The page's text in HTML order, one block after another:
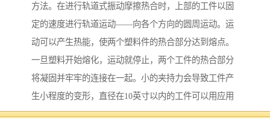
方法。在进行轨道式振动摩擦热合时，上部的工件以固
定的速度进行轨道运动——向各个方向的圆周运动。运
动可以产生热能，使两个塑料件的热合部分达到熔点。
一旦塑料开始熔化，运动就停止，两个工件的热合部分
将凝固并牢牢的连接在一起。小的夹持力会导致工件产
生小程度的变形，直径在10英寸以内的工件可以用应用
轨道式振动摩擦进行热合。